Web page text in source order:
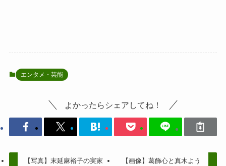
エンタメ・芸能
よかったらシェアしてね！
【写真】末延麻裕子の実家
【画像】葛飾心と真木よう